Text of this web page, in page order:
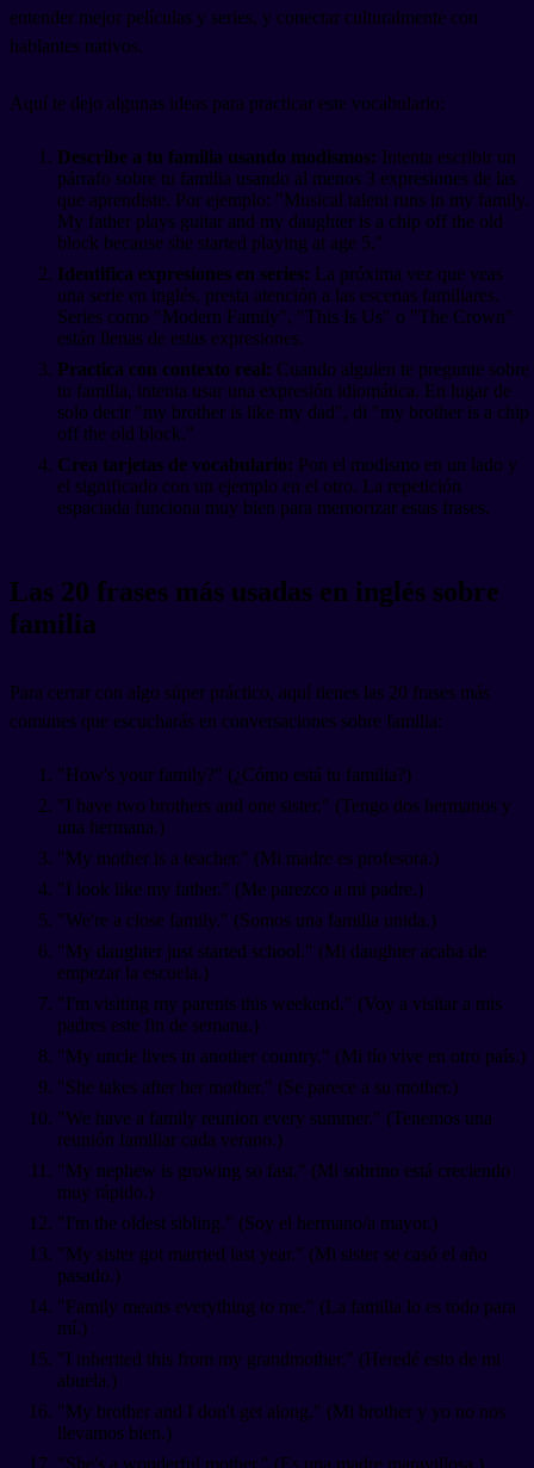
entender mejor películas y series, y conectar culturalmente con
hablantes nativos.
Aquí te dejo algunas ideas para practicar este vocabulario:
Describe a tu familia usando modismos: Intenta escribir un
párrafo sobre tu familia usando al menos 3 expresiones de las
que aprendiste. Por ejemplo: "Musical talent runs in my family.
My father plays guitar and my daughter is a chip off the old
block because she started playing at age 5."
Identifica expresiones en series: La próxima vez que veas
una serie en inglés, presta atención a las escenas familiares.
Series como "Modern Family", "This Is Us" o "The Crown"
están llenas de estas expresiones.
Practica con contexto real: Cuando alguien te pregunte sobre
tu familia, intenta usar una expresión idiomática. En lugar de
solo decir "my brother is like my dad", di "my brother is a chip
off the old block."
Crea tarjetas de vocabulario: Pon el modismo en un lado y
el significado con un ejemplo en el otro. La repetición
espaciada funciona muy bien para memorizar estas frases.
Las 20 frases más usadas en inglés sobre
familia
Para cerrar con algo súper práctico, aquí tienes las 20 frases más
comunes que escucharás en conversaciones sobre familia:
"How's your family?" (¿Cómo está tu familia?)
"I have two brothers and one sister." (Tengo dos hermanos y
una hermana.)
"My mother is a teacher." (Mi madre es profesora.)
"I look like my father." (Me parezco a mi padre.)
"We're a close family." (Somos una familia unida.)
"My daughter just started school." (Mi daughter acaba de
empezar la escuela.)
"I'm visiting my parents this weekend." (Voy a visitar a mis
padres este fin de semana.)
"My uncle lives in another country." (Mi tío vive en otro país.)
"She takes after her mother." (Se parece a su mother.)
"We have a family reunion every summer." (Tenemos una
reunión familiar cada verano.)
"My nephew is growing so fast." (Mi sobrino está creciendo
muy rápido.)
"I'm the oldest sibling." (Soy el hermano/a mayor.)
"My sister got married last year." (Mi sister se casó el año
pasado.)
"Family means everything to me." (La familia lo es todo para
mí.)
"I inherited this from my grandmother." (Heredé esto de mi
abuela.)
"My brother and I don't get along." (Mi brother y yo no nos
llevamos bien.)
"She's a wonderful mother." (Es una madre maravillosa.)